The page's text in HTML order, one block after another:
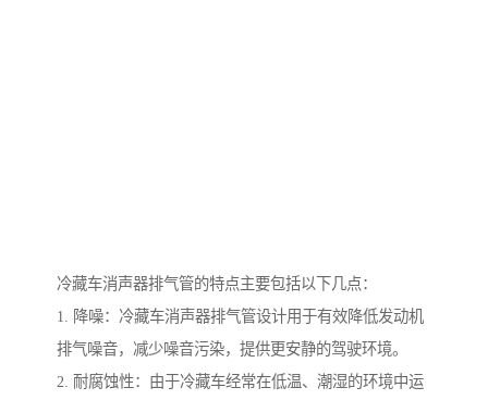
冷藏车消声器排气管的特点主要包括以下几点：
1. 降噪：冷藏车消声器排气管设计用于有效降低发动机
排气噪音，减少噪音污染，提供更安静的驾驶环境。
2. 耐腐蚀性：由于冷藏车经常在低温、潮湿的环境中运